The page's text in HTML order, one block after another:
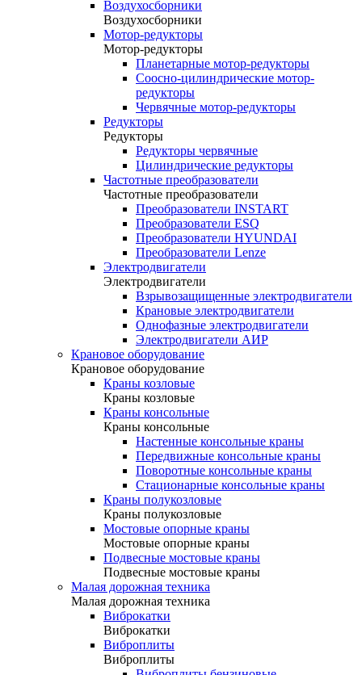
Воздухосборники
Воздухосборники
Мотор-редукторы
Мотор-редукторы
Планетарные мотор-редукторы
Соосно-цилиндрические мотор-
редукторы
Червячные мотор-редукторы
Редукторы
Редукторы
Редукторы червячные
Цилиндрические редукторы
Частотные преобразователи
Частотные преобразователи
Преобразователи INSTART
Преобразователи ESQ
Преобразователи HYUNDAI
Преобразователи Lenze
Электродвигатели
Электродвигатели
Взрывозащищенные электродвигатели
Крановые электродвигатели
Однофазные электродвигатели
Электродвигатели АИР
Крановое оборудование
Крановое оборудование
Краны козловые
Краны козловые
Краны консольные
Краны консольные
Настенные консольные краны
Передвижные консольные краны
Поворотные консольные краны
Стационарные консольные краны
Краны полукозловые
Краны полукозловые
Мостовые опорные краны
Мостовые опорные краны
Подвесные мостовые краны
Подвесные мостовые краны
Малая дорожная техника
Малая дорожная техника
Виброкатки
Виброкатки
Виброплиты
Виброплиты